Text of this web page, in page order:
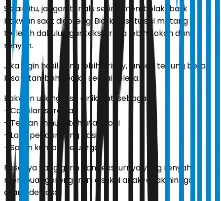
Selain itu, jangan terlalu sering membolak-balik
bakwan saat digoreng. Biarkan satu sisi matang
terlebih dahulu agar teksturnya lebih kokoh dan
renyah.
Jika ingin hasil yang lebih crispy, jumlah tepung beras
bisa ditambah sedikit sesuai selera.
Bakwan udang bisa dinikmati sebagai:
- Camilan sore hari
- Teman minum teh atau kopi
- Lauk pendamping nasi
- Sajian kumpul keluarga
Rasanya yang gurih dan teksturnya yang renyah
membuat gorengan ini disukai anak-anak hingga
orang dewasa.